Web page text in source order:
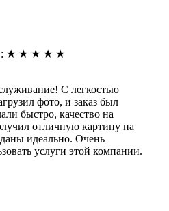
: ★ ★ ★ ★ ★
С легкостью
фото, и заказ был
быстро, качество на
отличную картину на
идеально. Очень
услуги этой компании.